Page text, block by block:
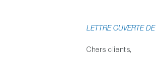
LETTRE OUVERTE
Chers clients,